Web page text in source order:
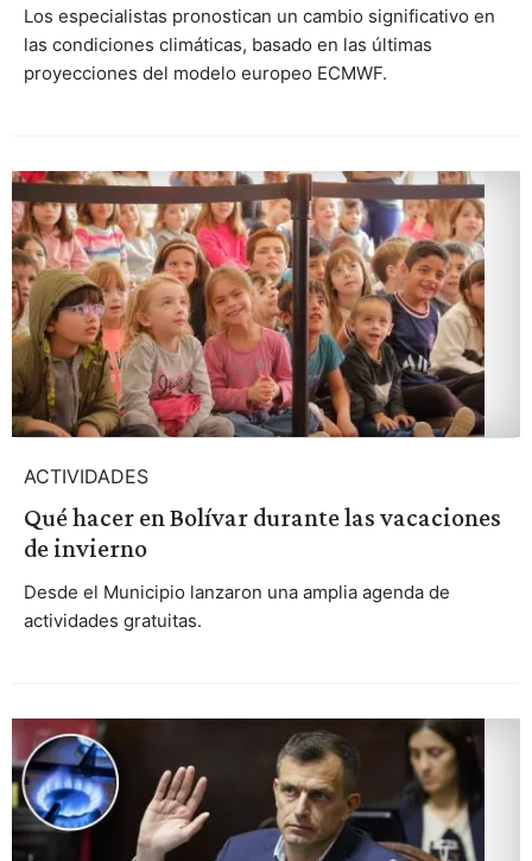
Los especialistas pronostican un cambio significativo en
las condiciones climáticas, basado en las últimas
proyecciones del modelo europeo ECMWF.
ACTIVIDADES
Qué hacer en Bolívar durante las vacaciones
de invierno
Desde el Municipio lanzaron una amplia agenda de
actividades gratuitas.